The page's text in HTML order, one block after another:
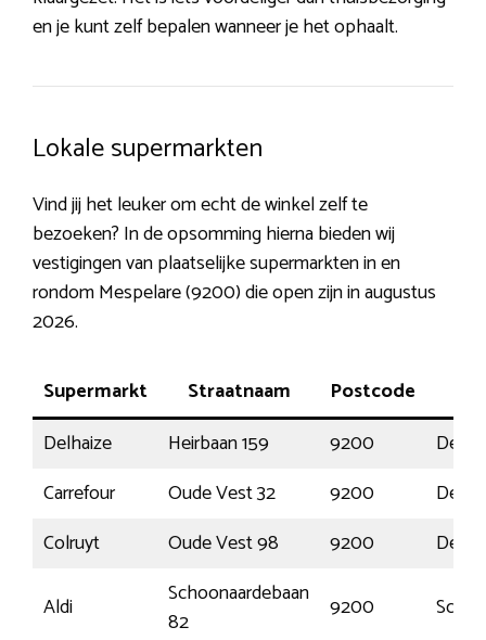
en je kunt zelf bepalen wanneer je het ophaalt.
Lokale supermarkten
Vind jij het leuker om echt de winkel zelf te
bezoeken? In de opsomming hierna bieden wij
vestigingen van plaatselijke supermarkten in en
rondom Mespelare (9200) die open zijn in augustus
2026.
Supermarkt Straatnaam Postcode
Delhaize
Heirbaan 159 9200
Carrefour
Oude Vest 32 9200
Colruyt
Oude Vest 98 9200
Aldi
Schoonaardebaan
82
9200